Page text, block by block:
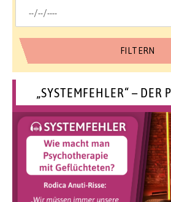
„SYSTEMFEHLER“ – DER